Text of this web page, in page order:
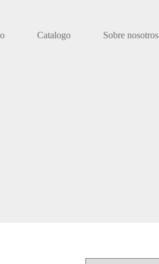
Catalogo Sobre nosotros